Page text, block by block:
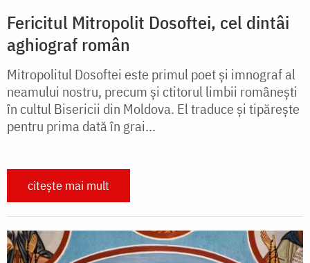
Fericitul Mitropolit Dosoftei, cel dintâi
aghiograf român
Mitropolitul Dosoftei este primul poet şi imnograf al
neamului nostru, precum și ctitorul limbii româneşti
în cultul Bisericii din Moldova. El traduce și tipărește
pentru prima dată în grai...
citește mai mult